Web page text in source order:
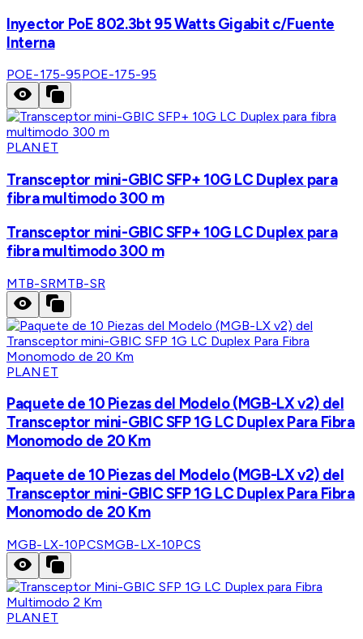
Inyector PoE 802.3bt 95 Watts Gigabit c/Fuente
Interna
POE-175-95POE-175-95
PLANET
Transceptor mini-GBIC SFP+ 10G LC Duplex para
fibra multimodo 300 m
Transceptor mini-GBIC SFP+ 10G LC Duplex para
fibra multimodo 300 m
MTB-SRMTB-SR
PLANET
Paquete de 10 Piezas del Modelo (MGB-LX v2) del
Transceptor mini-GBIC SFP 1G LC Duplex Para Fibra
Monomodo de 20 Km
Paquete de 10 Piezas del Modelo (MGB-LX v2) del
Transceptor mini-GBIC SFP 1G LC Duplex Para Fibra
Monomodo de 20 Km
MGB-LX-10PCSMGB-LX-10PCS
PLANET